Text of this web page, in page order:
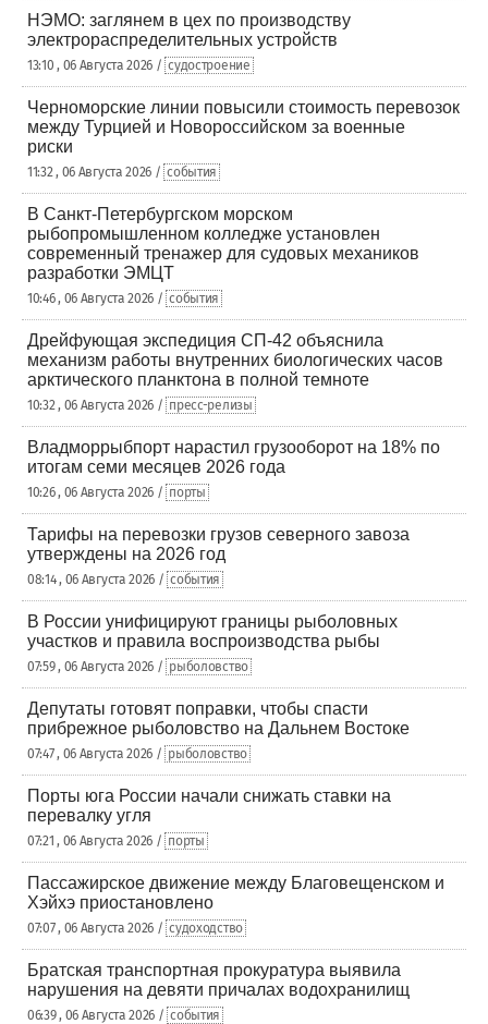
НЭМО: заглянем в цех по производству
электрораспределительных устройств
13:10 , 06 Августа 2026 / судостроение
Черноморские линии повысили стоимость перевозок
между Турцией и Новороссийском за военные
риски
11:32 , 06 Августа 2026 / события
В Санкт-Петербургском морском
рыбопромышленном колледже установлен
современный тренажер для судовых механиков
разработки ЭМЦТ
10:46 , 06 Августа 2026 / события
Дрейфующая экспедиция СП-42 объяснила
механизм работы внутренних биологических часов
арктического планктона в полной темноте
10:32 , 06 Августа 2026 / пресс-релизы
Владморрыбпорт нарастил грузооборот на 18% по
итогам семи месяцев 2026 года
10:26 , 06 Августа 2026 / порты
Тарифы на перевозки грузов северного завоза
утверждены на 2026 год
08:14 , 06 Августа 2026 / события
В России унифицируют границы рыболовных
участков и правила воспроизводства рыбы
07:59 , 06 Августа 2026 / рыболовство
Депутаты готовят поправки, чтобы спасти
прибрежное рыболовство на Дальнем Востоке
07:47 , 06 Августа 2026 / рыболовство
Порты юга России начали снижать ставки на
перевалку угля
07:21 , 06 Августа 2026 / порты
Пассажирское движение между Благовещенском и
Хэйхэ приостановлено
07:07 , 06 Августа 2026 / судоходство
Братская транспортная прокуратура выявила
нарушения на девяти причалах водохранилищ
06:39 , 06 Августа 2026 / события